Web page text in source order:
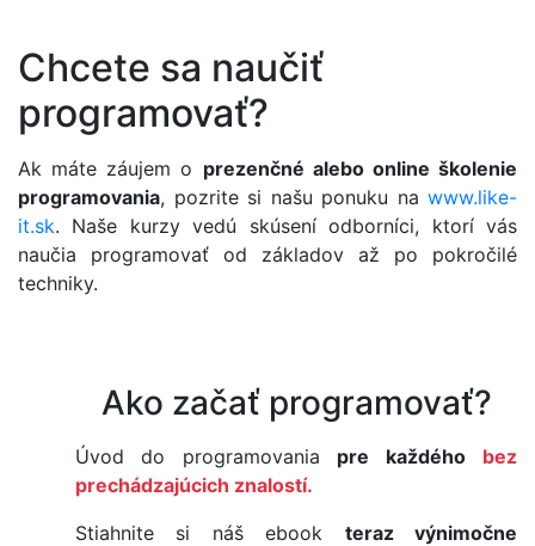
Chcete sa naučiť
programovať?
Ak máte záujem o prezenčné alebo online školenie
programovania, pozrite si našu ponuku na www.like-
it.sk. Naše kurzy vedú skúsení odborníci, ktorí vás
naučia programovať od základov až po pokročilé
techniky.
Ako začať programovať?
Úvod do programovania pre každého
bez
prechádzajúcich znalostí.
Stiahnite si náš ebook teraz výnimočne